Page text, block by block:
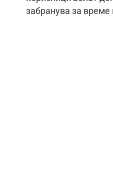
забранува за време